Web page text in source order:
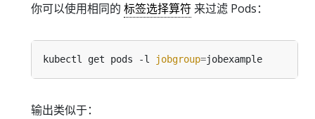
你可以使用相同的 标签选择算符 来过滤 Pods：
kubectl get pods -l jobgroup=
输出类似于：